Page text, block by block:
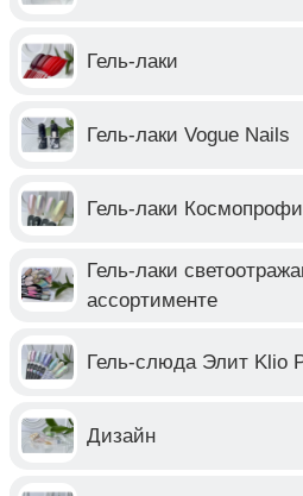
Гель-лаки
Гель-лаки Vogue Nails
Гель-лаки Космопрофи
Гель-лаки
ассортименте
Гель-слюда Элит Klio
Дизайн